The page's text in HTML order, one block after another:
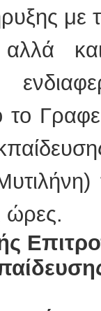
με
ώρες.